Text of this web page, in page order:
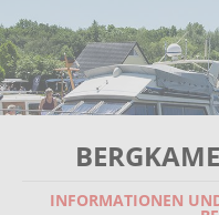
INFORMATIONEN